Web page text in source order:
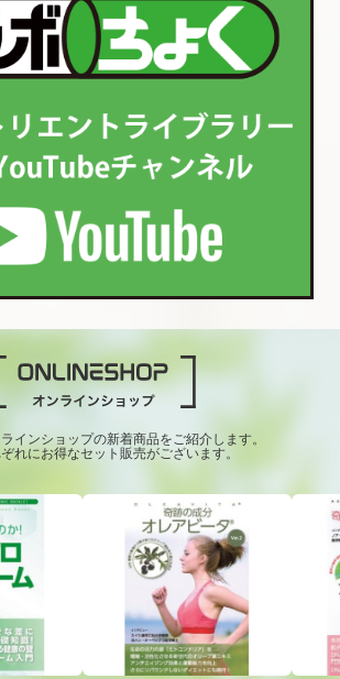
インショップの新着商品をご紹介します。
れにお得なセット販売がございます。